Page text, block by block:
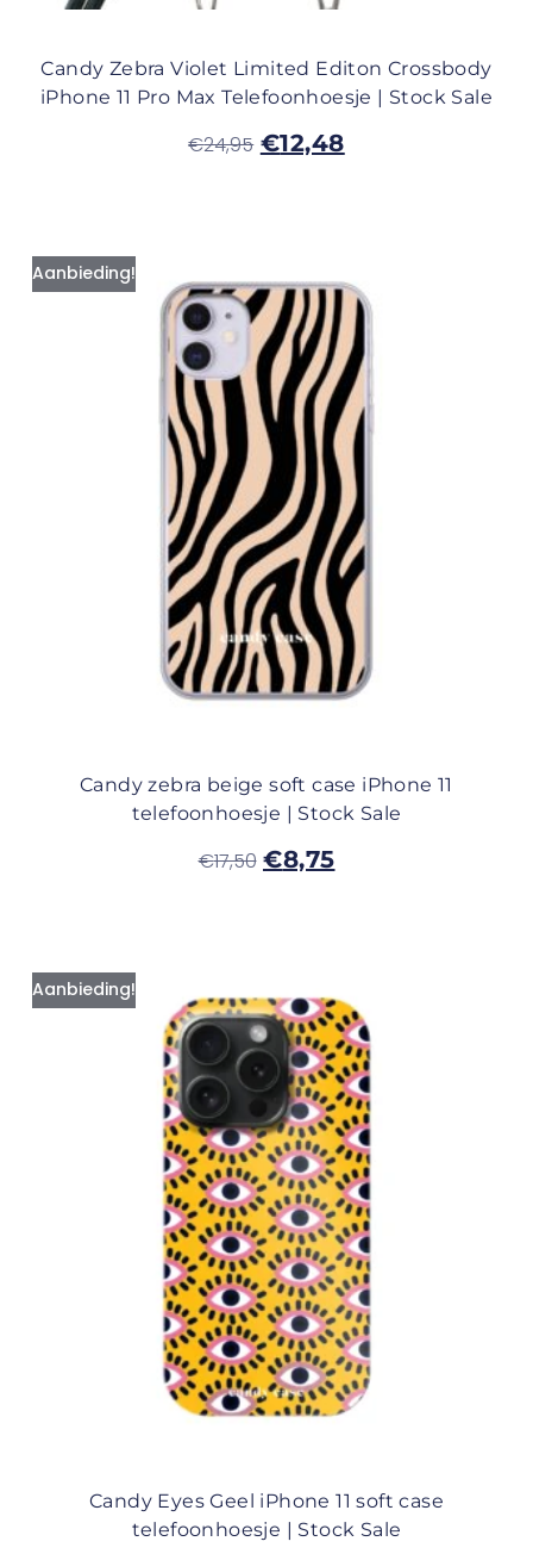
Candy Zebra Violet Limited Editon Crossbody
iPhone 11 Pro Max Telefoonhoesje | Stock Sale
€24,95 €12,48
Aanbieding!
Candy zebra beige soft case iPhone 11
telefoonhoesje | Stock Sale
€17,50 €8,75
Aanbieding!
Candy Eyes Geel iPhone 11 soft case
telefoonhoesje | Stock Sale